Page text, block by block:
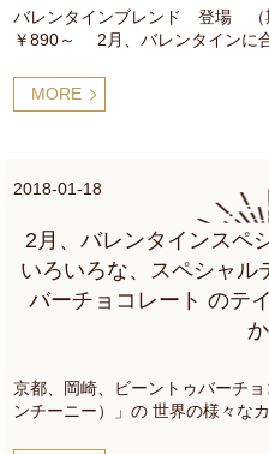
バレンタインブレンド 登場 （
￥890～ 2月、バレンタインに
MORE
2018-01-18
2月、バレンタインスペ
いろいろな、スペシャル
バーチョコレート のテ
京都、岡崎、ビーントゥバーチ
ンチーニー）」の 世界の様々な